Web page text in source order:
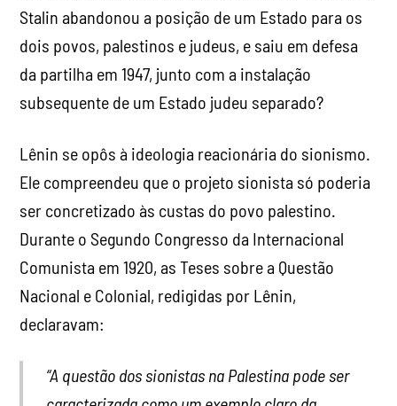
Stalin abandonou a posição de um Estado para os
dois povos, palestinos e judeus, e saiu em defesa
da partilha em 1947, junto com a instalação
subsequente de um Estado judeu separado?
Lênin se opôs à ideologia reacionária do sionismo.
Ele compreendeu que o projeto sionista só poderia
ser concretizado às custas do povo palestino.
Durante o Segundo Congresso da Internacional
Comunista em 1920, as Teses sobre a Questão
Nacional e Colonial, redigidas por Lênin,
declaravam:
“A questão dos sionistas na Palestina pode ser